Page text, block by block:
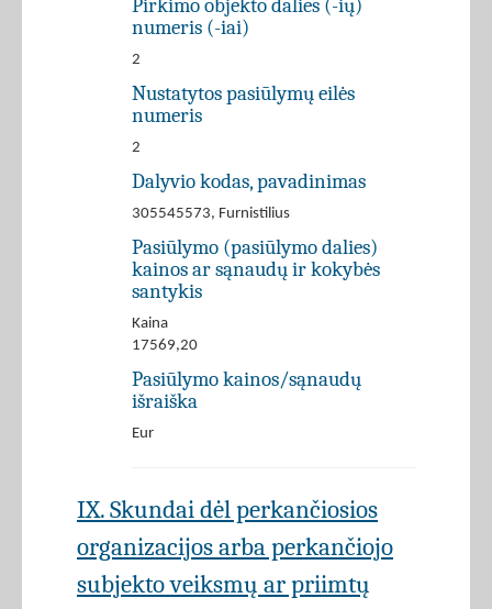
Pirkimo objekto dalies (-ių)
numeris (-iai)
2
Nustatytos pasiūlymų eilės
numeris
2
Dalyvio kodas, pavadinimas
305545573, Furnistilius
Pasiūlymo (pasiūlymo dalies)
kainos ar sąnaudų ir kokybės
santykis
Kaina
17569,20
Pasiūlymo kainos/sąnaudų
išraiška
Eur
IX. Skundai dėl perkančiosios
organizacijos arba perkančiojo
subjekto veiksmų ar priimtų